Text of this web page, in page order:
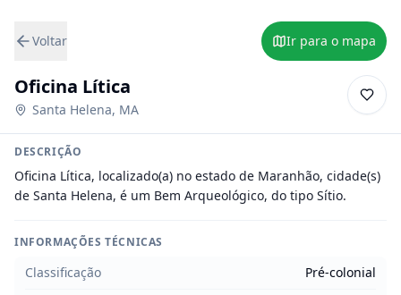
Voltar Ir para o mapa
Oficina Lítica
Santa Helena, MA
DESCRIÇÃO
Oficina Lítica, localizado(a) no estado de Maranhão, cidade(s)
de Santa Helena, é um Bem Arqueológico, do tipo Sítio.
INFORMAÇÕES TÉCNICAS
Classificação Pré-colonial